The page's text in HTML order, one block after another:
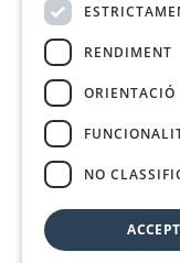
RENDIMENT
ORIENTACIÓ
NO